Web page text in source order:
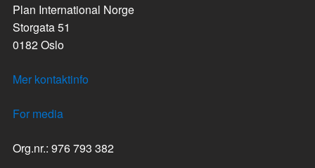
Plan International Norge
Storgata 51
0182 Oslo
Mer kontaktinfo
For media
Org.nr.: 976 793 382